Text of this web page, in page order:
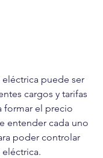
eléctrica puede ser
cargos y tarifas
formar el precio
entender cada uno
poder controlar
eléctrica.